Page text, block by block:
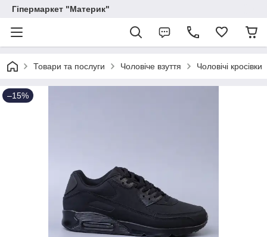
Гіпермаркет "Материк"
Товари та послуги Чоловіче взуття Чоловічі кросівки
–15%